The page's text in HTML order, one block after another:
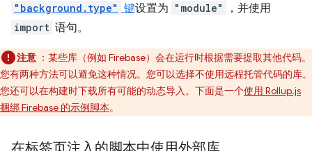
"background.type" 键设置为 "module" ，并使用
import 语句。
注意 ：某些库（例如 Firebase）会在运行时根据需要提取其他代码。
您有两种方法可以避免这种情况。您可以选择不使用远程托管代码的库。
您还可以在构建时下载所有可能的动态导入。下面是一个使用 Rollup.js
捆绑 Firebase 的示例脚本。